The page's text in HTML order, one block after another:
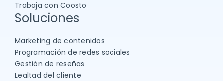
Trabaja con Coosto
Soluciones
Marketing de contenidos
Programación de redes sociales
Gestión de reseñas
Lealtad del cliente